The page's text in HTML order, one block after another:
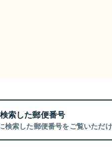
索した郵便番号
検索した郵便番号をご覧いただけ